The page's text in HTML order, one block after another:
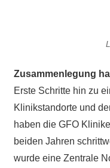
Zusammenlegung
Erste Schritte hin zu
Klinikstandorte und
haben die GFO
beiden Jahren
wurde eine Zentrale